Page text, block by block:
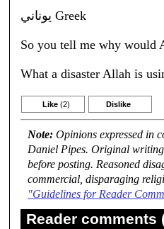
يوناني Greek
So you tell me why would
What a disaster Allah is
Like (2) Dislike
Note: Opinions expressed in
Daniel Pipes. Original writing
before posting. Reasoned
commercial, disparaging
"Guidelines for Reader
Reader comments